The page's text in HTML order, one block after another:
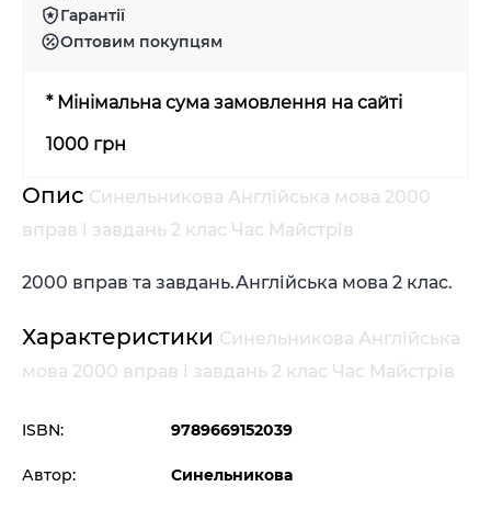
Гарантії
Оптовим покупцям
* Мінімальна сума замовлення на сайті
1000 грн
Опис Синельникова Англійська мова 2000
вправ і завдань 2 клас Час Майстрів
2000 вправ та завдань.Англійська мова 2 клас.
Характеристики Синельникова Англійська
мова 2000 вправ і завдань 2 клас Час Майстрів
ISBN: 9789669152039
Автор: Синельникова